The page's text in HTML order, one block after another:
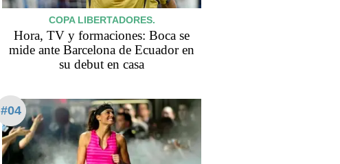
COPA LIBERTADORES.
Hora, TV y formaciones: Boca se
mide ante Barcelona de Ecuador en
su debut en casa
#04